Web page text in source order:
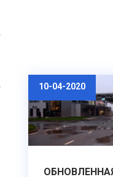
10-04-2020